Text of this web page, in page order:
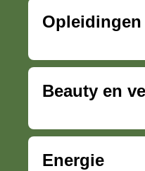
Beauty en
Energie